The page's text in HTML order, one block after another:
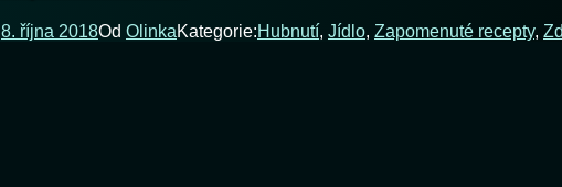
8. října 2018Od OlinkaKategorie:Hubnutí, Jídlo, Zapomenuté recepty,